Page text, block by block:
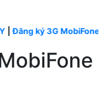
3G MobiFone tháng